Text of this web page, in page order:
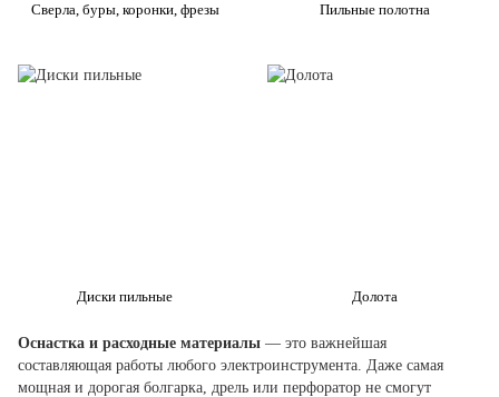
Оснастка и расходные материалы — это важнейшая
составляющая работы любого электроинструмента. Даже самая
мощная и дорогая болгарка, дрель или перфоратор не смогут
Сверла, буры, коронки, фрезы Пильные полотна
Диски пильные Долота